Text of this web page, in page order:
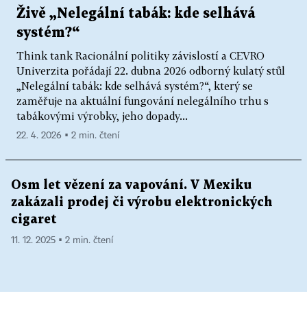
Živě „Nelegální tabák: kde selhává
systém?“
Think tank Racionální politiky závislostí a CEVRO
Univerzita pořádají 22. dubna 2026 odborný kulatý stůl
„Nelegální tabák: kde selhává systém?“, který se
zaměřuje na aktuální fungování nelegálního trhu s
tabákovými výrobky, jeho dopady...
22. 4. 2026 ▪ 2 min. čtení
Osm let vězení za vapování. V Mexiku
zakázali prodej či výrobu elektronických
cigaret
11. 12. 2025 ▪ 2 min. čtení